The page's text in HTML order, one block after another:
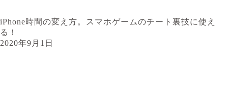
iPhone時間の変え方。スマホゲームのチート裏技に使え
る！
2020年9月1日